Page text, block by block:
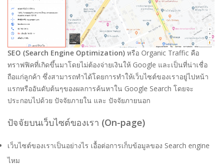
SEO (Search Engine Optimization) หรือ Organic Traffic คือ
ทราฟฟิคที่เกิดขึ้นมาโดยไม่ต้องจ่ายเงินให้ Google และเป็นที่น่าเชื่อ
ถือแก่ลูกค้า ซึ่งสามารถทำได้โดยการทำให้เว็บไซต์ของเราอยู่ไปหน้า
แรกหรืออันดับต้นๆของผลการค้นหาใน Google Search โดยจะ
ประกอบไปด้วย ปัจจัยภายใน และ ปัจจัยภายนอก
ปัจจัยบนเว็บไซต์ของเรา (On-page)
เว็บไซต์ของเราเป็นอย่างไร เอื้อต่อการเก็บข้อมูลของ Search engine
ไหม